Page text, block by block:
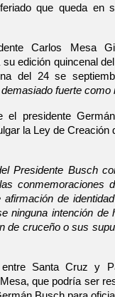
que queda en
Carlos Mesa
edición quincenal
del 24 se
fuerte como
el presidente
la Ley de
Presidente Busch
conmemoraciones
de
ninguna intención de
de cruceño o sus
Santa Cruz y
que podría ser